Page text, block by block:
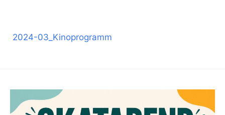
2024-03_Kinoprogramm